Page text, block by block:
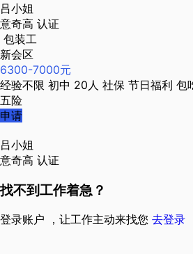
吕小姐
意奇高 认证
包装工
新会区
6300-7000元
经验不限 初中 20人 社保 节日福利 包
五险
申请
吕小姐
意奇高 认证
找不到工作着急？
登录账户 ，让工作主动来找您 去登录